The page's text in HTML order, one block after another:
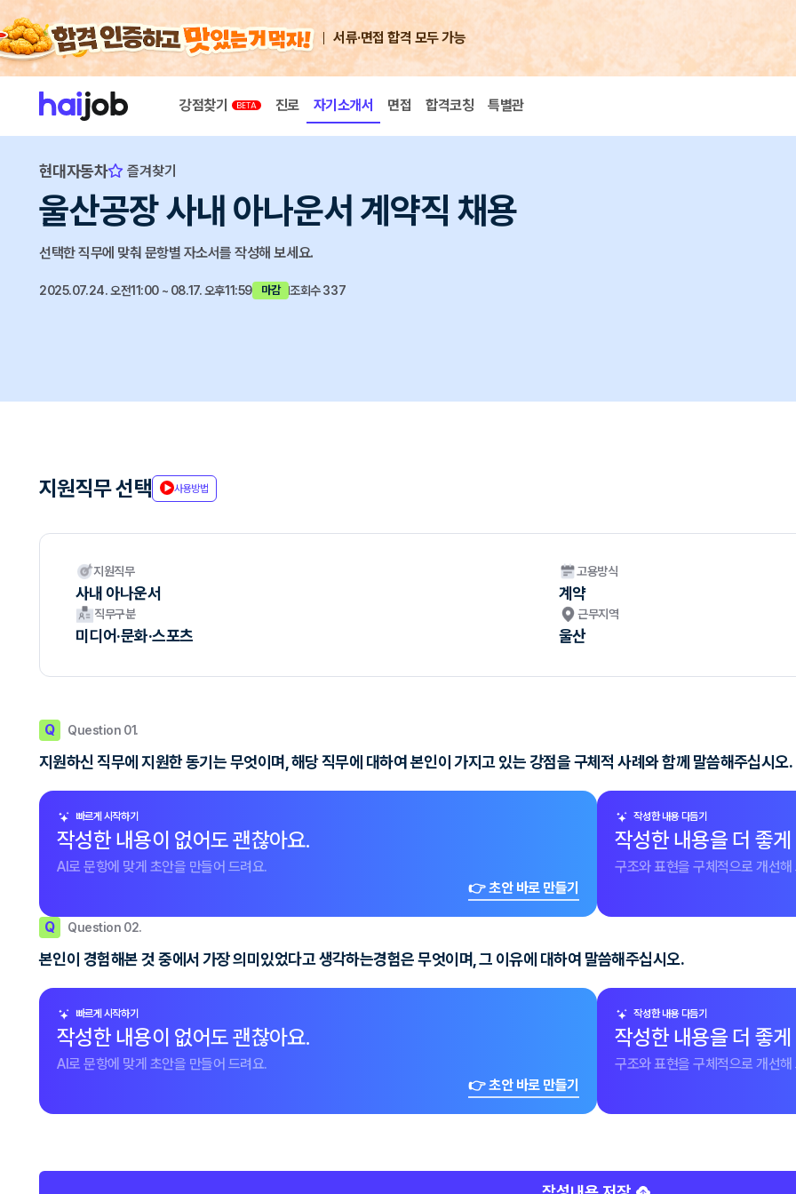
서류·면접 합격 모두 가능
강점찾기 진로 자기소개서 면접 합격코칭 특별관
현대자동차 즐겨찾기
울산공장 사내 아나운서 계약직 채용
선택한 직무에 맞춰 문항별 자소서를 작성해 보세요.
2025.07.24. 오전11:00 ~ 08.17. 오후11:59 마감 조회수 337
지원직무 선택 사용방법
지원직무
사내 아나운서
고용방식
계약
직무구분
미디어·문화·스포츠
근무지역
울산
Q Question 01.
지원하신 직무에 지원한 동기는 무엇이며, 해당 직무에 대하여 본인이 가지고 있는 강점을 구체적 사례와 함께 말씀해주십시오.
빠르게 시작하기
작성한 내용이 없어도 괜찮아요.
AI로 문항에 맞게 초안을 만들어 드려요.
👉 초안 바로 만들기
작성한 내용 다듬기
작성한 내용을 더 좋
구조와 표현을 구체적으로 개선해
Q Question 02.
본인이 경험해본 것 중에서 가장 의미있었다고 생각하는경험은 무엇이며, 그 이유에 대하여 말씀해주십시오.
빠르게 시작하기
작성한 내용이 없어도 괜찮아요.
AI로 문항에 맞게 초안을 만들어 드려요.
👉 초안 바로 만들기
작성한 내용 다듬기
작성한 내용을 더 좋
구조와 표현을 구체적으로 개선해